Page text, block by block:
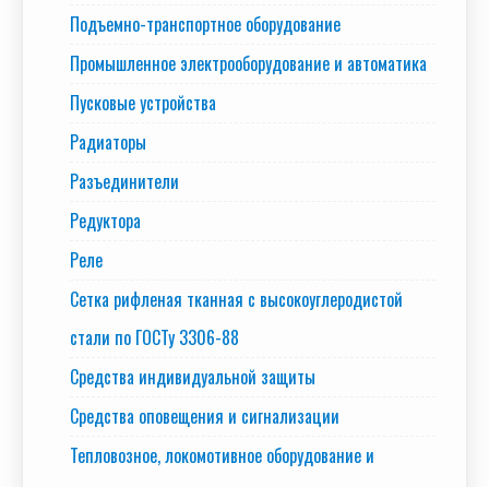
Подъемно-транспортное оборудование
Промышленное электрооборудование и автоматика
Пусковые устройства
Радиаторы
Разъединители
Редуктора
Реле
Сетка рифленая тканная с высокоуглеродистой
стали по ГОСТу 3306-88
Средства индивидуальной защиты
Средства оповещения и сигнализации
Тепловозное, локомотивное оборудование и